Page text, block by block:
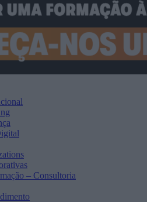
– Consultoria